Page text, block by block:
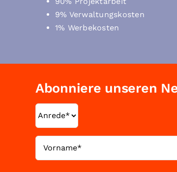
9% Verwaltungskosten
1% Werbekosten
Abonniere unseren